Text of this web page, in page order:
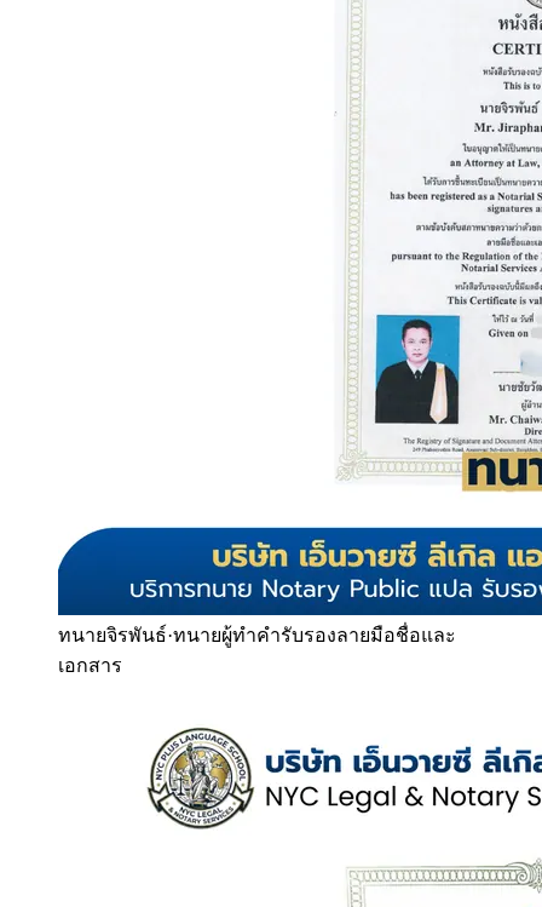
ทนายจิรพันธ์·ทนายผู้ทำคำรับรองลายมือชื่อและ
เอกสาร